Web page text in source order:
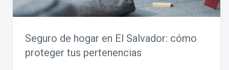
Seguro de hogar en El Salvador: cómo
proteger tus pertenencias